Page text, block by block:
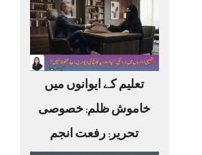
تعلیم کے ایوانوں میں
خاموش ظلم: خصوصی
تحریر: رفعت انجم